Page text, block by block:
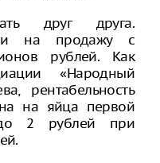
друг друга.
на продажу с
рублей. Как
«Народный
рентабельность
на яйца первой
до 2 рублей при